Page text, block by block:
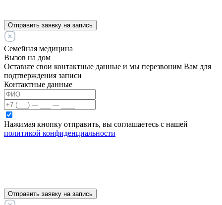
Отправить заявку на запись
Семейная медицина
Вызов на дом
Оставьте свои контактные данные и мы перезвоним Вам для
подтверждения записи
Контактные данные
Нажимая кнопку отправить, вы соглашаетесь с нашей
политикой конфиденциальности
Отправить заявку на запись